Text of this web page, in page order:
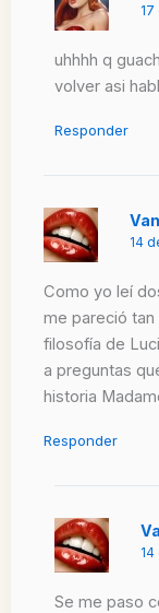
uhhhh q
volver asi
Responder
14
Como yo leí
me pareció tan
filosofía de
a preguntas
historia
Responder
Se me paso